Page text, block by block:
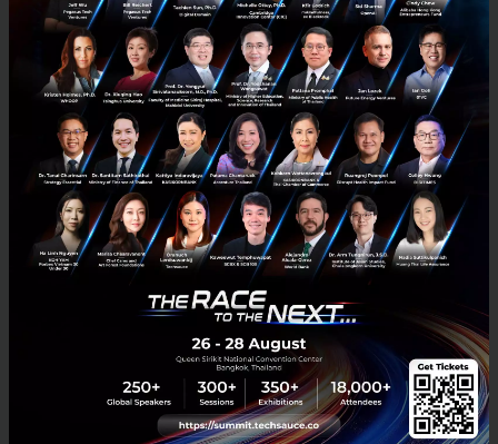
Software Park ขอเชิญชวนเข้าร่วมโครงการ Active Citizen
Geek So Good
“โครงการรณรงค์ขับเคลื่อนการสร้างพลเมืองเพื่อประเทศไทยที่น่าอยู่”
หรือ “Active Citizen” ของ สำนักงานกองทุนสนับสนุนการสร้างเสริมสุข
ภาพ (สสส.) คือโครงการที่มุ่งเน้นเปลี่ยนคนรุ่นใหม่ท...
ตุลาคม 12, 2015 | ByTechsauce Team
PR News News Active Citizen Software Park Thailand
E-mail :contact@techsauce.co